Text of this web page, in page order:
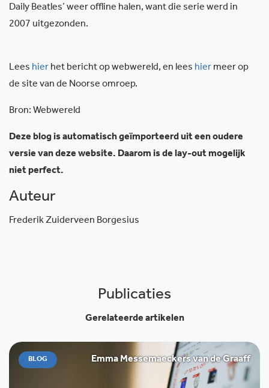
Daily Beatles’ weer offline halen, want die serie werd in
2007 uitgezonden.
Lees hier het bericht op webwereld, en lees hier meer op
de site van de Noorse omroep.
Bron: Webwereld
Deze blog is automatisch geïmporteerd uit een oudere
versie van deze website. Daarom is de lay-out mogelijk
niet perfect.
Auteur
Frederik Zuiderveen Borgesius
Publicaties
Gerelateerde artikelen
BLOG Emma Messemaeckers van de Graaff